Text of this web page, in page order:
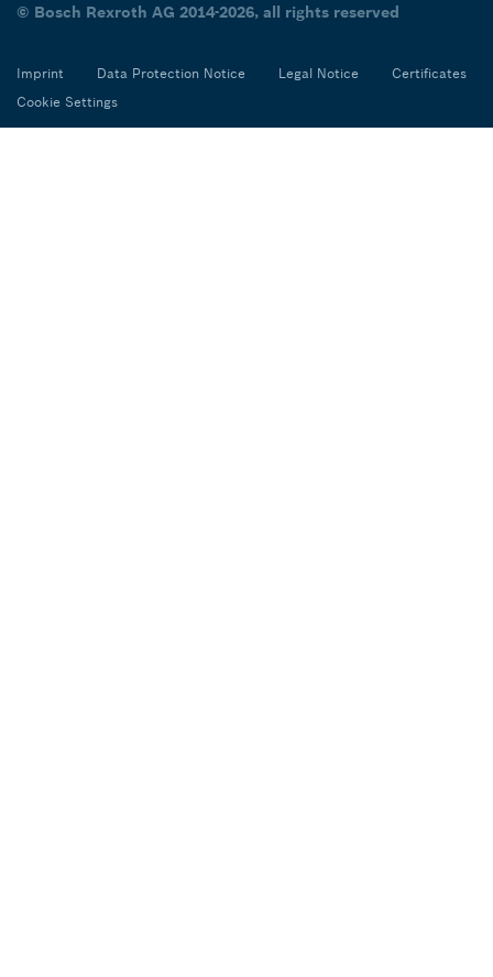
© Bosch Rexroth AG 2014-2026, all rights reserved
Imprint Data Protection Notice Legal Notice
Certificates
Cookie Settings